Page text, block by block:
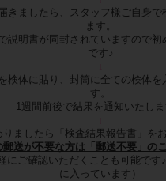
きましたら、スタッフ様ご自身で
ます。
説明書が同封されていますので
です♪
検体に貼り、封筒に全ての検体を
す。
1週間前後で結果を通知いたしま
ましたら「検査結果報告書」を
郵送が不要な方は「郵送不要」の
にご確認いただくことも可能です
に入っています）